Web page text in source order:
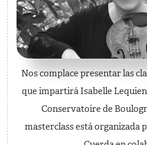
Nos complace presentar las
que impartirá Isabelle
Conservatoire de
masterclass está organizada